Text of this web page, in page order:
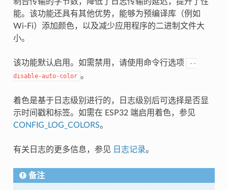
能。该功能还具有其他优势，能够为预编译库（例如
Wi-Fi）添加颜色，以及减少应用程序的二进制文件大
小。
该功能默认启用。如需禁用，请使用命令行选项
--
disable-auto-color 。
着色是基于日志级别进行的，日志级别后可选择是否显
示时间戳和标签。如需在 ESP32 端启用着色，参见
CONFIG_LOG_COLORS。
有关日志的更多信息，参见 日志记录。
备注